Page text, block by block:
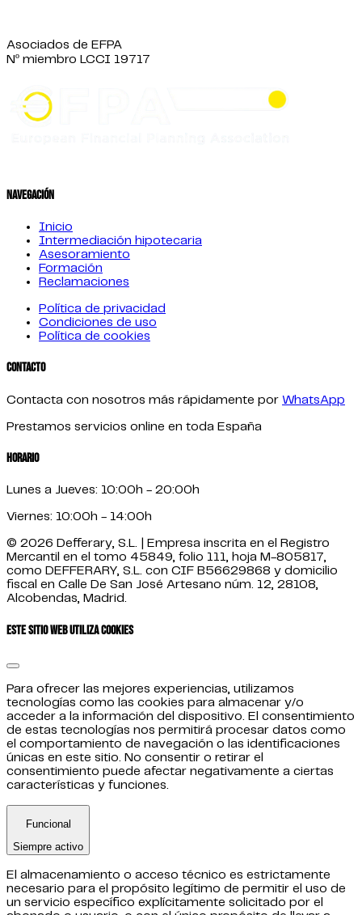
Asociados de EFPA
Nº miembro LCCI 19717
Navegación
Inicio
Intermediación hipotecaria
Asesoramiento
Formación
Reclamaciones
Política de privacidad
Condiciones de uso
Política de cookies
Contacto
Contacta con nosotros más rápidamente por WhatsApp
Prestamos servicios online en toda España
Horario
Lunes a Jueves: 10:00h - 20:00h
Viernes: 10:00h - 14:00h
© 2026 Defferary, S.L. | Empresa inscrita en el Registro
Mercantil en el tomo 45849, folio 111, hoja M-805817,
como DEFFERARY, S.L. con CIF B56629868 y domicilio
fiscal en Calle De San José Artesano núm. 12, 28108,
Alcobendas, Madrid.
Este sitio web utiliza cookies
Para ofrecer las mejores experiencias, utilizamos
tecnologías como las cookies para almacenar y/o
acceder a la información del dispositivo. El consentimiento
de estas tecnologías nos permitirá procesar datos como
el comportamiento de navegación o las identificaciones
únicas en este sitio. No consentir o retirar el
consentimiento puede afectar negativamente a ciertas
características y funciones.
Funcional
Siempre activo
El almacenamiento o acceso técnico es estrictamente
necesario para el propósito legítimo de permitir el uso de
un servicio específico explícitamente solicitado por el